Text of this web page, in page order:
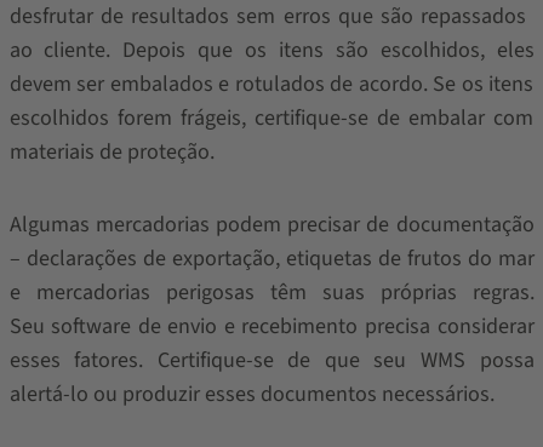
desfrutar de resultados sem erros que são repassados ​​
ao cliente. Depois que os itens são escolhidos, eles
devem ser embalados e rotulados de acordo. Se os itens
escolhidos forem frágeis, certifique-se de embalar com
materiais de proteção.
Algumas mercadorias podem precisar de documentação
– declarações de exportação, etiquetas de frutos do mar
e mercadorias perigosas têm suas próprias regras.
Seu software de envio e recebimento precisa considerar
esses fatores. Certifique-se de que seu WMS possa
alertá-lo ou produzir esses documentos necessários.